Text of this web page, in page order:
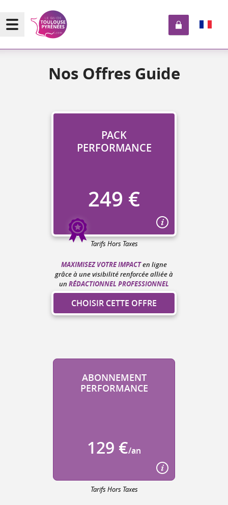
Nos Offres Guide
PACK
PERFORMANCE
249 €
Tarifs Hors Taxes
MAXIMISEZ VOTRE IMPACTen ligne
grâce à une visibilité renforcée alliée à
un RÉDACTIONNEL PROFESSIONNEL
CHOISIR CETTE OFFRE
ABONNEMENT
PERFORMANCE
129 €/an
Tarifs Hors Taxes